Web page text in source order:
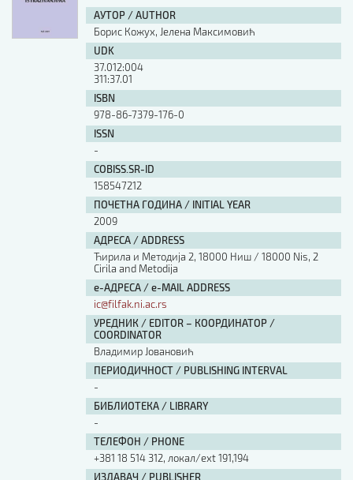
АУТОР / AUTHOR
Борис Кожух, Јелена Максимовић
UDK
37.012:004
311:37.01
ISBN
978-86-7379-176-0
ISSN
-
COBISS.SR-ID
158547212
ПОЧЕТНА ГОДИНА / INITIAL YEAR
2009
АДРЕСА / ADDRESS
Ћирила и Методија 2, 18000 Ниш / 18000 Nis, 2
Cirila and Metodija
е-АДРЕСА / e-MAIL ADDRESS
ic@filfak.ni.ac.rs
УРЕДНИК / EDITOR – КООРДИНАТОР /
COORDINATOR
Владимир Јовановић
ПЕРИОДИЧНОСТ / PUBLISHING INTERVAL
-
БИБЛИОТЕКА / LIBRARY
-
ТЕЛЕФОН / PHONE
+381 18 514 312, локал/ext 191,194
ИЗДАВАЧ / PUBLISHER